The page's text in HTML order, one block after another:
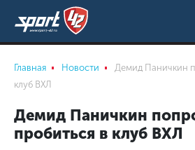
Главная Новости
Демид Паничкин
клуб ВХЛ
Демид Паничкин
пробиться в клуб ВХЛ